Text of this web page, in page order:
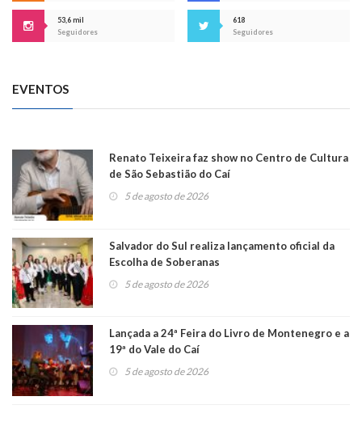
53,6 mil
Seguidores
618
Seguidores
EVENTOS
Renato Teixeira faz show no Centro de Cultura
de São Sebastião do Caí
5 de agosto de 2026
Salvador do Sul realiza lançamento oficial da
Escolha de Soberanas
5 de agosto de 2026
Lançada a 24ª Feira do Livro de Montenegro e a
19ª do Vale do Caí
5 de agosto de 2026